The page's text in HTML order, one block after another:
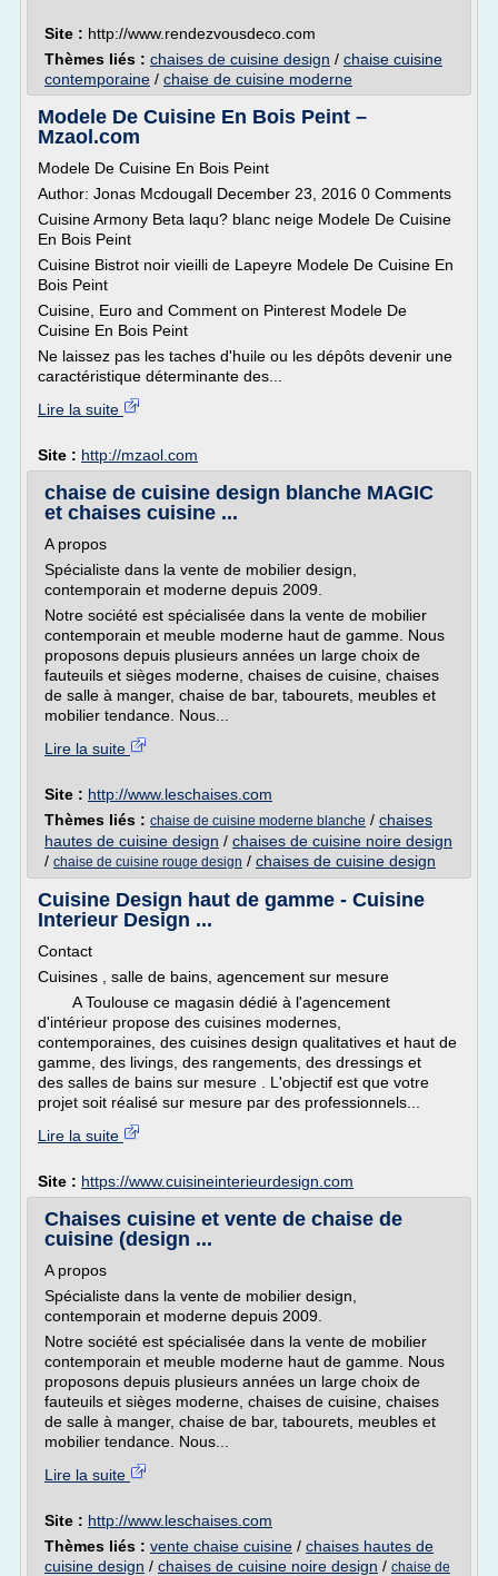
Site : http://www.rendezvousdeco.com
Thèmes liés : chaises de cuisine design / chaise cuisine
contemporaine / chaise de cuisine moderne
Modele De Cuisine En Bois Peint –
Mzaol.com
Modele De Cuisine En Bois Peint
Author: Jonas Mcdougall December 23, 2016 0 Comments
Cuisine Armony Beta laqu? blanc neige Modele De Cuisine
En Bois Peint
Cuisine Bistrot noir vieilli de Lapeyre Modele De Cuisine En
Bois Peint
Cuisine, Euro and Comment on Pinterest Modele De
Cuisine En Bois Peint
Ne laissez pas les taches d'huile ou les dépôts devenir une
caractéristique déterminante des...
Lire la suite
Site : http://mzaol.com
chaise de cuisine design blanche MAGIC
et chaises cuisine ...
A propos
Spécialiste dans la vente de mobilier design,
contemporain et moderne depuis 2009.
Notre société est spécialisée dans la vente de mobilier
contemporain et meuble moderne haut de gamme. Nous
proposons depuis plusieurs années un large choix de
fauteuils et sièges moderne, chaises de cuisine, chaises
de salle à manger, chaise de bar, tabourets, meubles et
mobilier tendance. Nous...
Lire la suite
Site : http://www.leschaises.com
Thèmes liés : chaise de cuisine moderne blanche / chaises
hautes de cuisine design / chaises de cuisine noire design
/ chaise de cuisine rouge design / chaises de cuisine design
Cuisine Design haut de gamme - Cuisine
Interieur Design ...
Contact
Cuisines , salle de bains, agencement sur mesure
A Toulouse ce magasin dédié à l'agencement
d'intérieur propose des cuisines modernes,
contemporaines, des cuisines design qualitatives et haut de
gamme, des livings, des rangements, des dressings et
des salles de bains sur mesure . L'objectif est que votre
projet soit réalisé sur mesure par des professionnels...
Lire la suite
Site : https://www.cuisineinterieurdesign.com
Chaises cuisine et vente de chaise de
cuisine (design ...
A propos
Spécialiste dans la vente de mobilier design,
contemporain et moderne depuis 2009.
Notre société est spécialisée dans la vente de mobilier
contemporain et meuble moderne haut de gamme. Nous
proposons depuis plusieurs années un large choix de
fauteuils et sièges moderne, chaises de cuisine, chaises
de salle à manger, chaise de bar, tabourets, meubles et
mobilier tendance. Nous...
Lire la suite
Site : http://www.leschaises.com
Thèmes liés : vente chaise cuisine / chaises hautes de
cuisine design / chaises de cuisine noire design / chaise de